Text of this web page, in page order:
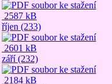
2587 kB
říjen (233)
2601 kB
září (232)
2184 kB